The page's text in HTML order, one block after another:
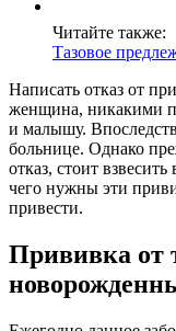
Читайте также:
Тазовое
Написать отказ от
женщина, никакими
и малышу.
больнице. Однако
отказ, стоит
чего нужны эти
привести.
Прививка от